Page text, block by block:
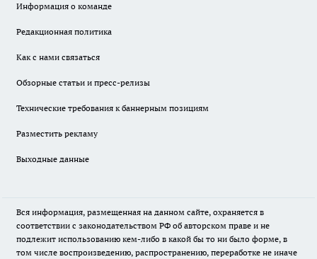
Информация о команде
Редакционная политика
Как с нами связаться
Обзорные статьи и пресс-релизы
Технические требования к баннерным позициям
Разместить рекламу
Выходные данные
Вся информация, размещенная на данном сайте, охраняется в
соответствии с законодательством РФ об авторском праве и не
подлежит использованию кем-либо в какой бы то ни было форме, в
том числе воспроизведению, распространению, переработке не иначе